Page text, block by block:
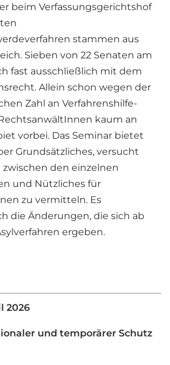
beim Verfassungsgerichtshof
stammen aus
Sieben von 22 Senaten am
fast ausschließlich mit dem
Allein schon wegen der
Zahl an Verfahrenshilfe-
kaum an
vorbei. Das Seminar bietet
Grundsätzliches, versucht
den einzelnen
und Nützliches für
zu vermitteln. Es
die Änderungen, die sich ab
ergeben.
2026
und temporärer Schutz